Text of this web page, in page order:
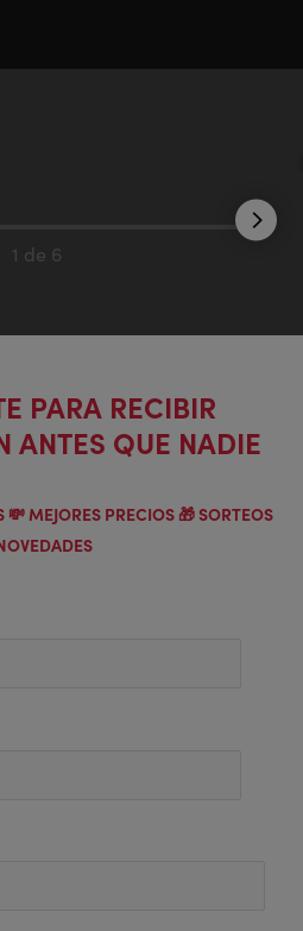
1 de 6
PARA RECIBIR
ANTES QUE NADIE
MEJORES PRECIOS 🎁 SORTEOS